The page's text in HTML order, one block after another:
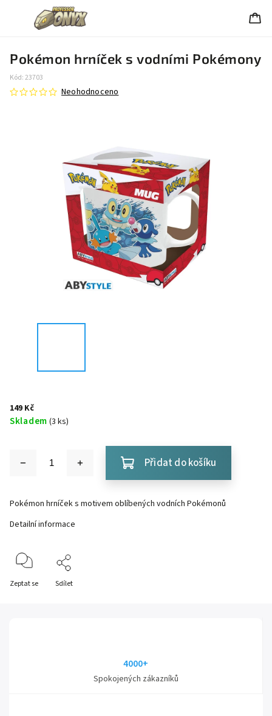
Pokémon hrníček s vodními Pokémony
Kód:23703
Neohodnoceno
149 Kč
Skladem (3 ks)
Přidat do košíku
Pokémon hrníček s motivem oblíbených vodních Pokémonů
Detailní informace
Zeptat se Sdílet
4000+
Spokojených zákazníků